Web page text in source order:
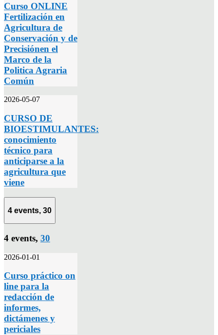
Curso ONLINE
Fertilización en
Agricultura de
Conservación y de
Precisiónen el
Marco de la
Politica Agraria
Común
2026-05-07
CURSO DE
BIOESTIMULANTES:
conocimiento
técnico para
anticiparse a la
agricultura que
viene
4 events, 30
4 events, 30
2026-01-01
Curso práctico on
line para la
redacción de
informes,
dictámenes y
periciales